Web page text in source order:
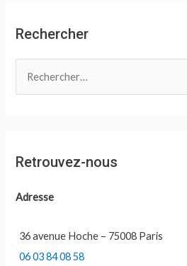
Rechercher
r
c
e
r
Retrouvez-nous
Adresse
36 avenue Hoche – 75008 Paris
06 03 84 08 58